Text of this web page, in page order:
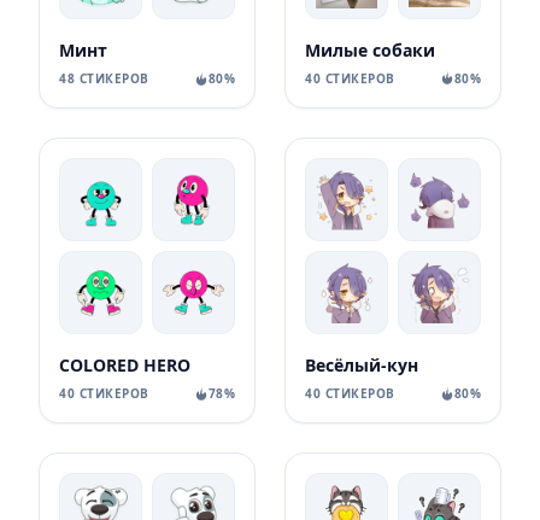
Минт
48 СТИКЕРОВ 80%
Милые собаки
40 СТИКЕРОВ 80%
COLORED HERO
40 СТИКЕРОВ 78%
Весёлый-кун
40 СТИКЕРОВ 80%